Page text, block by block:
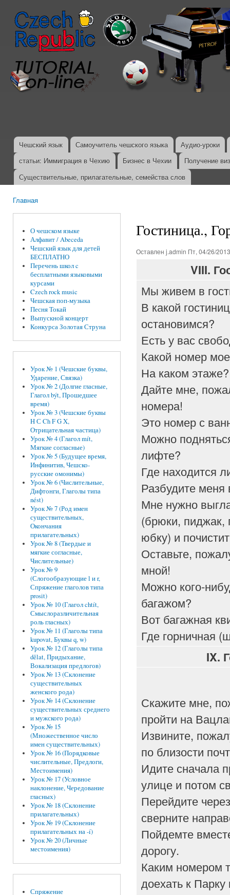
Главное меню
Чешский язык Самоучитель чешского языка
Аудио-уроки
статьи: Иммиграция в Чехию
Бизнес в Чехии
Получение
Существительные, прилагательные, семейства слов
Главная
О чешском языке
Алфавит / Abeceda
Чешский язык для детей
БЕСПЛАТНО
Перечень школ c
бесплатными языковыми
курсами
Czech rock music
Чешская поп-музыка
Песня Токай
Выпускной концерт
Конкурса Золотая Струна
Урок № 1 (Чешские буквы,
Ударение, Связка)
Урок № 2 (Долгие гласные,
Глагол být, Прошедшее
время)
Урок № 3 (Чешские буквы
H С Ch F G X,
Отрицательная частица)
Урок № 4 (Глагол mít,
Мягкие согласные)
Урок № 5 (Будущее время,
Инфинитив, Чешско-
русские омонимы)
Урок № 6 (Числительные,
Дифтонги, Глаголы типа
nést)
Урок № 7 (Род имен
существительных,
Окончания
прилагательных)
Урок № 8 (Твердые и
мягкие согласные,
Числительные)
Урок № 9
(Слогообразующие l и r,
Спряжение глаголов типа
prosit)
Урок № 10 (Глагол chtít,
Смыслоразличительная
роль гласных)
Урок № 11 (Глаголы типа
kupovat, Буквы q, w)
Урок № 12 (Глаголы типа
dělat, Придыхание,
Вокализация предлогов)
Урок № 13 (Склонение
существительных
женского рода)
Урок № 14 (Склонение
существительных среднего
и мужского рода)
Урок № 15
(Множественное число
имен существительных)
Урок № 16 (Порядковые
числительные, Предлоги,
Местоимения)
Урок № 17 (Условное
наклонение, Чередование
гласных)
Урок № 18 (Склонение
прилагательных)
Урок № 19 (Склонение
прилагательных на -í)
Урок № 20 (Личные
местоимения)
Спряжение
Гостиница.,
Оставлен j.admin Пт, 04/26/
VIII.
Мы живем в
В какой
остановимся?
Есть у вас
Какой номер
На каком
Дайте мне,
номера!
Это номер с
Можно
лифте?
Где находится
Разбудите меня
Мне нужно
(брюки, пиджак,
юбку) и
Оставьте,
мной!
Можно кого-
багажом?
Вот багажная
Где горничная
IX.
Скажите мне,
пройти на
Извините,
по близости
Идите сначала
улице и потом
Перейдите
сверните
Пойдемте
дорогу.
Каким номером
доехать к Парку